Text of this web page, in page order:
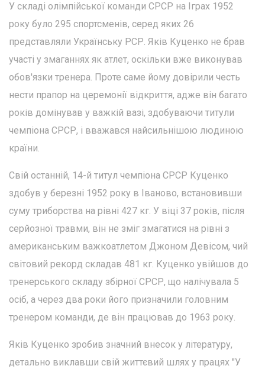
У складі олімпійської команди СРСР на Іграх 1952
року було 295 спортсменів, серед яких 26
представляли Українську РСР. Яків Куценко не брав
участі у змаганнях як атлет, оскільки вже виконував
обов'язки тренера. Проте саме йому довірили честь
нести прапор на церемонії відкриття, адже він багато
років домінував у важкій вазі, здобуваючи титули
чемпіона СРСР, і вважався найсильнішою людиною
країни.
Свій останній, 14-й титул чемпіона СРСР Куценко
здобув у березні 1952 року в Іваново, встановивши
суму триборства на рівні 427 кг. У віці 37 років, після
серйозної травми, він не зміг змагатися на рівні з
американським важкоатлетом Джоном Девісом, чий
світовий рекорд складав 481 кг. Куценко увійшов до
тренерського складу збірної СРСР, що налічувала 5
осіб, а через два роки його призначили головним
тренером команди, де він працював до 1963 року.
Яків Куценко зробив значний внесок у літературу,
детально виклавши свій життєвий шлях у працях "У